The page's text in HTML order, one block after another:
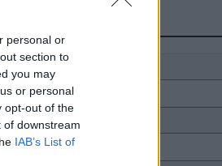
personal or
section to
you may
or personal
opt-out of the
of downstream
IAB’s List of
Név
E-mail cím